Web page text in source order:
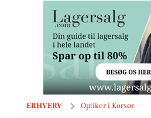
ERHVERV Optiker i Korsør
Profil Optik Korsør 12311